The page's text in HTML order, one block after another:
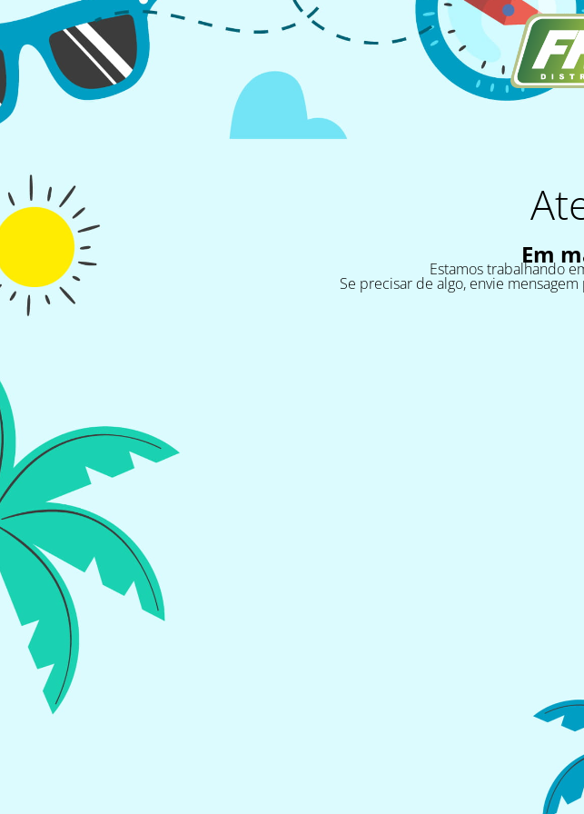
Em
Estamos trabalhando
Se precisar de algo, envie mensagem